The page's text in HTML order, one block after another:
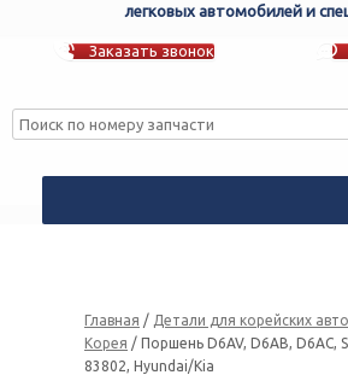
легковых автомобилей и
Заказать звонок
Главная / Детали для корейских авто
Корея / Поршень D6AV, D6AB, D6AC,
83802, Hyundai/Kia